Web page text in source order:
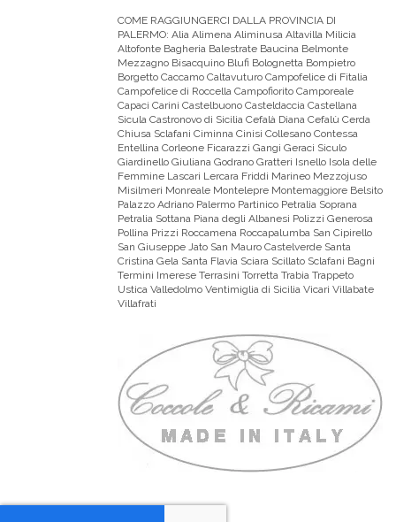
COME RAGGIUNGERCI DALLA PROVINCIA DI
PALERMO: Alia Alimena Aliminusa Altavilla Milicia
Altofonte Bagheria Balestrate Baucina Belmonte
Mezzagno Bisacquino Blufi Bolognetta Bompietro
Borgetto Caccamo Caltavuturo Campofelice di Fitalia
Campofelice di Roccella Campofiorito Camporeale
Capaci Carini Castelbuono Casteldaccia Castellana
Sicula Castronovo di Sicilia Cefalà Diana Cefalù Cerda
Chiusa Sclafani Ciminna Cinisi Collesano Contessa
Entellina Corleone Ficarazzi Gangi Geraci Siculo
Giardinello Giuliana Godrano Gratteri Isnello Isola delle
Femmine Lascari Lercara Friddi Marineo Mezzojuso
Misilmeri Monreale Montelepre Montemaggiore Belsito
Palazzo Adriano Palermo Partinico Petralia Soprana
Petralia Sottana Piana degli Albanesi Polizzi Generosa
Pollina Prizzi Roccamena Roccapalumba San Cipirello
San Giuseppe Jato San Mauro Castelverde Santa
Cristina Gela Santa Flavia Sciara Scillato Sclafani Bagni
Termini Imerese Terrasini Torretta Trabia Trappeto
Ustica Valledolmo Ventimiglia di Sicilia Vicari Villabate
Villafrati